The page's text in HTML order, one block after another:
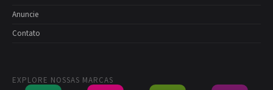
Anuncie
Contato
EXPLORE NOSSAS MARCAS